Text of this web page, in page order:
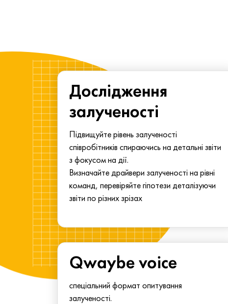
Дослідження
залученості
Підвищуйте рівень залученості
співробітників спираючись на детальні звіти
з фокусом на дії.
Визначайте драйвери залученості на рівні
команд, перевіряйте гіпотези деталізуючи
звіти по різних зрізах
Qwaybe voice
спеціальний формат опитування
залученості.